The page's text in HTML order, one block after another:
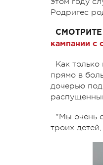
Родригес
кампании с
Как
прямо в
дочерью
"Мы очень
троих